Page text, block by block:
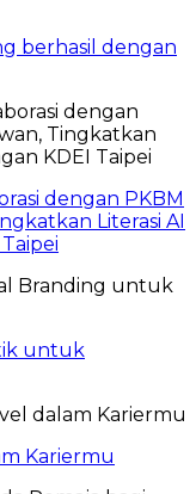
berhasil dengan
dengan PKBM
Literasi AI
untuk
Kariermu